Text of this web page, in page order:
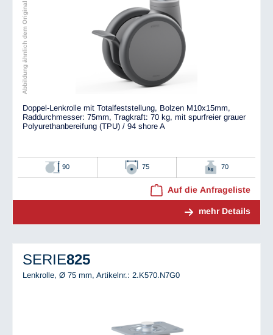
Abbildung ähnlich dem Original
Doppel-Lenkrolle mit Totalfeststellung, Bolzen M10x15mm,
Raddurchmesser: 75mm, Tragkraft: 70 kg, mit spurfreier grauer
Polyurethanbereifung (TPU) / 94 shore A
90 75 70
Auf die Anfrageliste
mehr Details
SERIE825
Lenkrolle, Ø 75 mm, Artikelnr.: 2.K570.N7G0